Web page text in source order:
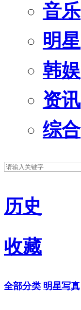
音乐
明星
韩娱
资讯
综合
历史
收藏
全部分类 明星写真